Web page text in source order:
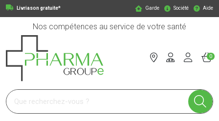
Livriason gratuite* Garde Société Aide
Nos compétences au service de votre santé
Pharmagroupe Votre pharmacie en ligne à votre service
0